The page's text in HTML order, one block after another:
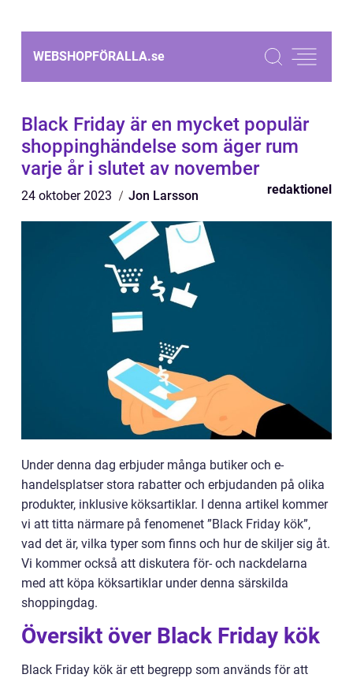
WEBSHOPFÖRALLA.se
Black Friday är en mycket populär
shoppinghändelse som äger rum
varje år i slutet av november
24 oktober 2023 Jon Larsson redaktionel
Under denna dag erbjuder många butiker och e-
handelsplatser stora rabatter och erbjudanden på olika
produkter, inklusive köksartiklar. I denna artikel kommer
vi att titta närmare på fenomenet ”Black Friday kök”,
vad det är, vilka typer som finns och hur de skiljer sig åt.
Vi kommer också att diskutera för- och nackdelarna
med att köpa köksartiklar under denna särskilda
shoppingdag.
Översikt över Black Friday kök
Black Friday kök är ett begrepp som används för att